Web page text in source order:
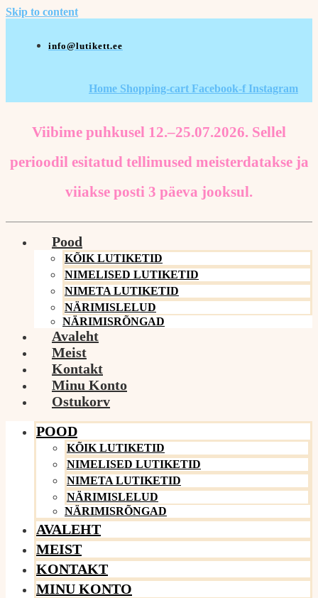
Skip to content
info@lutikett.ee
Home Shopping-cart Facebook-f Instagram
Viibime puhkusel 12.–25.07.2026. Sellel
perioodil esitatud tellimused meisterdatakse ja
viiakse posti 3 päeva jooksul.
Pood
KÕIK LUTIKETID
NIMELISED LUTIKETID
NIMETA LUTIKETID
NÄRIMISLELUD
NÄRIMISRÕNGAD
Avaleht
Meist
Kontakt
Minu Konto
Ostukorv
POOD
KÕIK LUTIKETID
NIMELISED LUTIKETID
NIMETA LUTIKETID
NÄRIMISLELUD
NÄRIMISRÕNGAD
AVALEHT
MEIST
KONTAKT
MINU KONTO